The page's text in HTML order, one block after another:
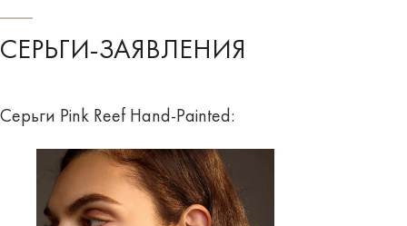
СЕРЬГИ-ЗАЯВЛЕНИЯ
Серьги Pink Reef Hand-Painted: